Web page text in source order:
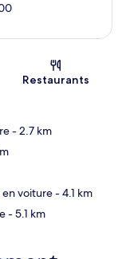
Restaurants
- 2.7 km
en voiture- 4.1 km
- 5.1 km